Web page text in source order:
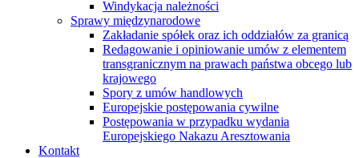
Windykacja należności
Sprawy międzynarodowe
Zakładanie spółek oraz ich oddziałów za granicą
Redagowanie i opiniowanie umów z elementem
transgranicznym na prawach państwa obcego lub
krajowego
Spory z umów handlowych
Europejskie postępowania cywilne
Postępowania w przypadku wydania
Europejskiego Nakazu Aresztowania
Kontakt